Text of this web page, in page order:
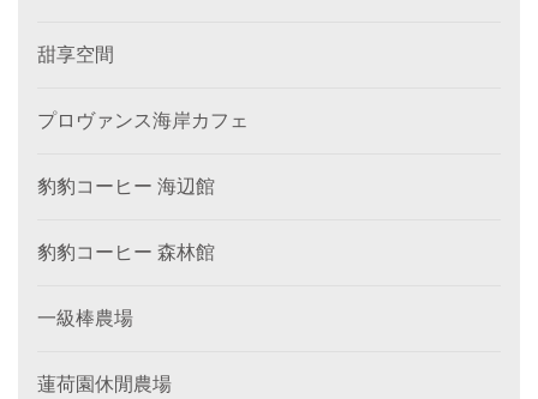
甜享空間
プロヴァンス海岸カフェ
豹豹コーヒー 海辺館
豹豹コーヒー 森林館
一級棒農場
蓮荷園休閒農場